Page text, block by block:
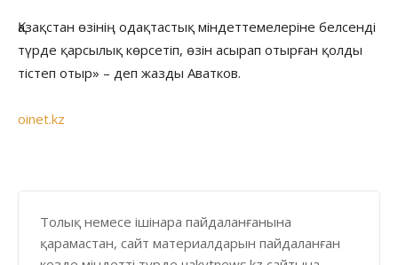
Қазақстан өзінің одақтастық міндеттемелеріне белсенді
түрде қарсылық көрсетіп, өзін асырап отырған қолды
тістеп отыр» – деп жазды Аватков.
oinet.kz
Толық немесе ішінара пайдаланғанына
қарамастан, сайт материалдарын пайдаланған